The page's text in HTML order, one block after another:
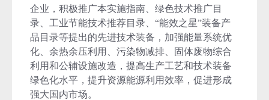
企业，积极推广本实施指南、绿色技术推广目
录、工业节能技术推荐目录、“能效之星”装备产
品目录等提出的先进技术装备，加强能量系统优
化、余热余压利用、污染物减排、固体废物综合
利用和公辅设施改造，提高生产工艺和技术装备
绿色化水平，提升资源能源利用效率，促进形成
强大国内市场。